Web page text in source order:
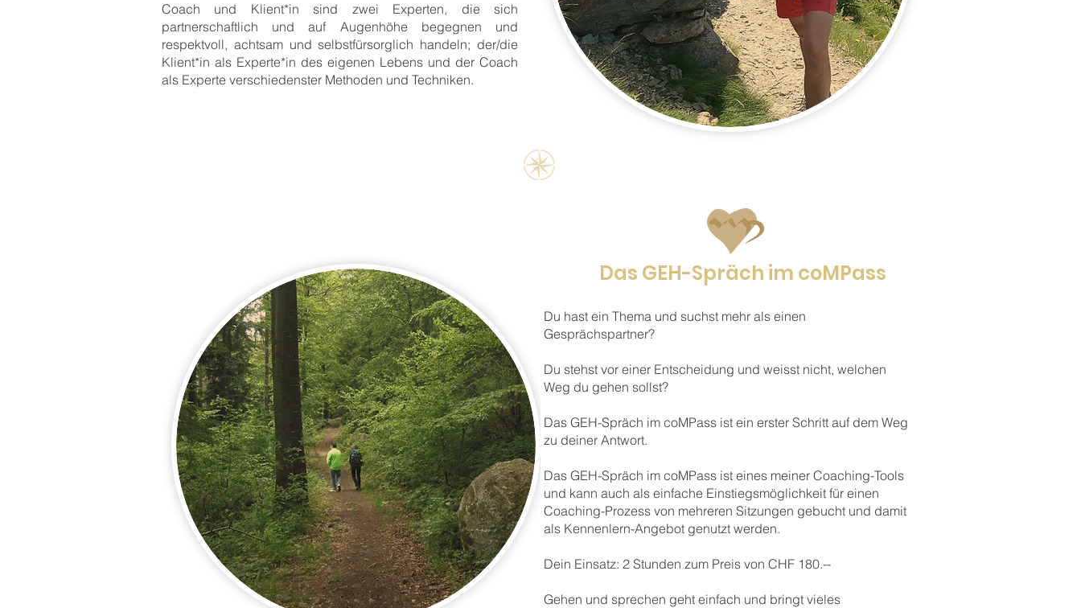
Coach und Klient*in sind zwei Experten, die sich
partnerschaftlich und auf Augenhöhe begegnen und
respektvoll, achtsam und selbstfürsorglich handeln; der/die
Klient*in als Experte*in des eigenen Lebens und der Coach
als Experte verschiedenster Methoden und Techniken.
Das GEH-Spräch im coMPass
Du hast ein Thema und suchst mehr als einen
Gesprächspartner?
Du stehst vor einer Entscheidung und weisst nicht, welchen
Weg du gehen sollst?
Das GEH-Spräch im coMPass ist ein erster Schritt auf dem Weg
zu deiner Antwort.
Das GEH-Spräch im coMPass ist eines meiner Coaching-Tools
und kann auch als einfache Einstiegsmöglichkeit für einen
Coaching-Prozess von mehreren Sitzungen gebucht und damit
als Kennenlern-Angebot genutzt werden.
Dein Einsatz: 2 Stunden zum Preis von CHF 180.--
Gehen und sprechen geht einfach und bringt vieles